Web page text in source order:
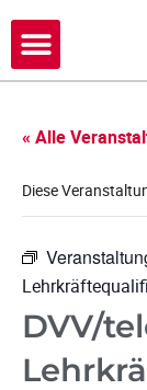
« Alle
Diese
DVV/